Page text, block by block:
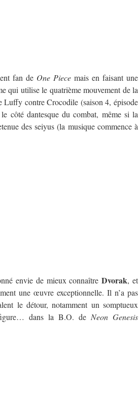
fan de One Piece mais en faisant une
qui utilise le quatrième mouvement de la
contre Crocodile (saison 4, épisode
côté dantesque du combat, même si la
des seiyus (la musique commence à
envie de mieux connaîtreDvorak, et
une œuvre exceptionnelle. Il n’a pas
le détour, notamment un somptueux
dans la B.O. de Neon Genesis